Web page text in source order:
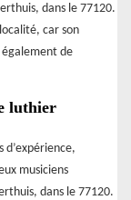
dans le 77120.
car son
de
luthier
d’expérience,
musiciens
dans le 77120.